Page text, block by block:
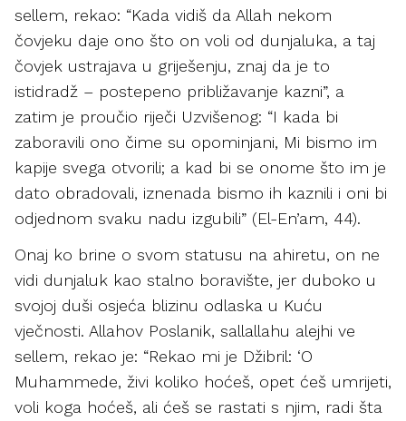
sellem, rekao: “Kada vidiš da Allah nekom
čovjeku daje ono što on voli od dunjaluka, a taj
čovjek ustrajava u griješenju, znaj da je to
istidradž – postepeno približavanje kazni”, a
zatim je proučio riječi Uzvišenog: “I kada bi
zaboravili ono čime su opominjani, Mi bismo im
kapije svega otvorili; a kad bi se onome što im je
dato obradovali, iznenada bismo ih kaznili i oni bi
odjednom svaku nadu izgubili” (El-En’am, 44).
Onaj ko brine o svom statusu na ahiretu, on ne
vidi dunjaluk kao stalno boravište, jer duboko u
svojoj duši osjeća blizinu odlaska u Kuću
vječnosti. Allahov Poslanik, sallallahu alejhi ve
sellem, rekao je: “Rekao mi je Džibril: ‘O
Muhammede, živi koliko hoćeš, opet ćeš umrijeti,
voli koga hoćeš, ali ćeš se rastati s njim, radi šta